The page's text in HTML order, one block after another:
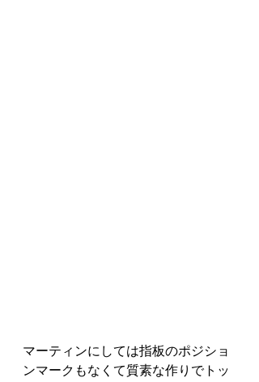
マーティンにしては指板のポジショ
ンマークもなくて質素な作りでトッ